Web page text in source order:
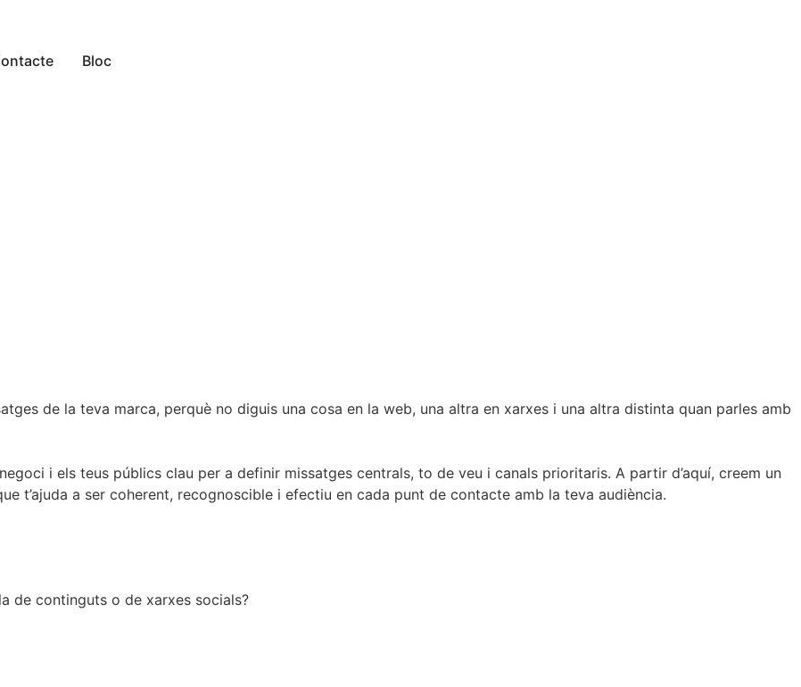
Bloc
de la teva marca, perquè no diguis una cosa en la web, una altra en xarxes i una altra distinta quan parles amb
i els teus públics clau per a definir missatges centrals, to de veu i canals prioritaris. A partir d’aquí, creem un
t’ajuda a ser coherent, recognoscible i efectiu en cada punt de contacte amb la teva audiència.
de continguts o de xarxes socials?